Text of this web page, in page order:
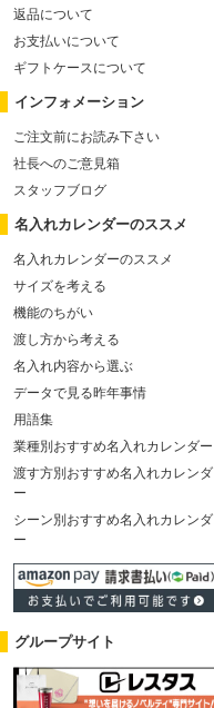
返品について
お支払いについて
ギフトケースについて
インフォメーション
ご注文前にお読み下さい
社長へのご意見箱
スタッフブログ
名入れカレンダーのススメ
名入れカレンダーのススメ
サイズを考える
機能のちがい
渡し方から考える
名入れ内容から選ぶ
データで見る昨年事情
用語集
業種別おすすめ名入れカレンダー
渡す方別おすすめ名入れカレンダ
ー
シーン別おすすめ名入れカレンダ
ー
グループサイト